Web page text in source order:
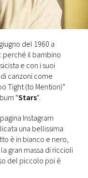
del 1960 a
perché il bambino
e con i suoi
canzoni come
Tight (to Mention)”
“Stars“.
Instagram
una bellissima
è in bianco e nero,
gran massa di riccioli
del piccolo poi è